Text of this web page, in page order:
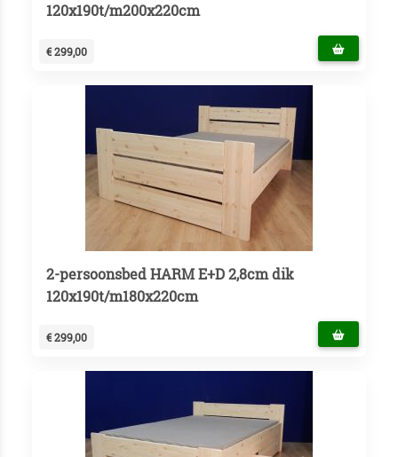
120x190t/m200x220cm
€ 299,00
2-persoonsbed HARM E+D 2,8cm dik
120x190t/m180x220cm
€ 299,00